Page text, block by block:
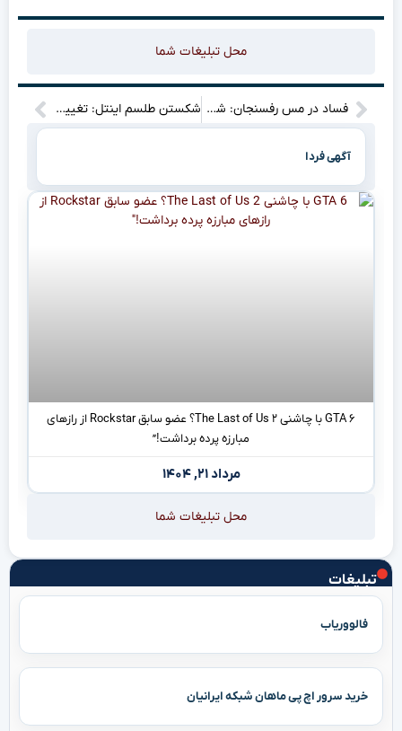
تبلیغات
فالووریاب
خرید سرور اچ پی ماهان شبکه ایرانیان
محل تبلیغات شما
فساد در مس رفسنجان: شوک اخلاقی در انتظار متهمان! شکستن طلسم اینتل: تغییر رهبری و جذب سرمایه ۴۰ میلیاردی از غول‌های فناوری!
آگهی فردا
GTA ۶ با چاشنی The Last of Us ۲؟ عضو سابق Rockstar از رازهای
مبارزه پرده برداشت!”
مرداد ۲۱, ۱۴۰۴
محل تبلیغات شما